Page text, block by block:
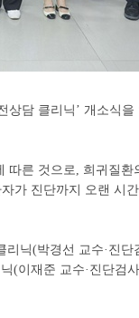
상담 클리닉’ 개소식
른 것으로, 희귀질환
가 진단까지 오랜 시
닉(박경선 교수·진
(이재준 교수·진단검